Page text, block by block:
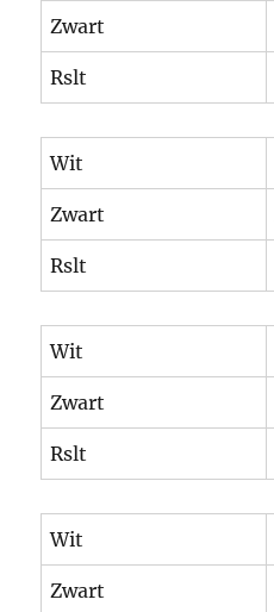
Zwart
Rslt
Wit
Zwart
Rslt
Wit
Zwart
Rslt
Wit
Zwart